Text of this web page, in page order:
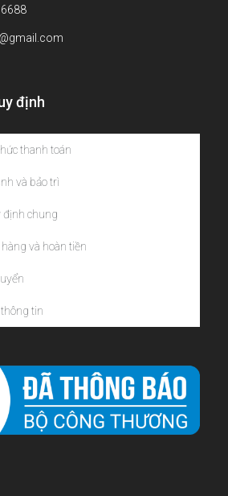
định
thanh toán
và bảo trì
định chung
và hoàn tiền
tin